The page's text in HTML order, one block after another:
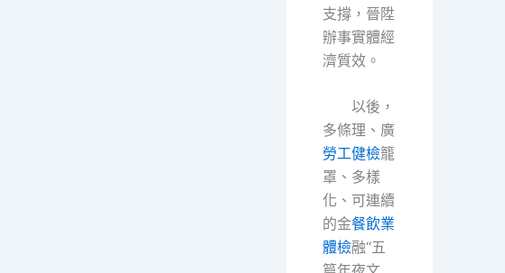
支撐，晉陞
辦事實體經
濟質效。
以後，
多條理、廣
勞工健檢籠
罩、多樣
化、可連續
的金餐飲業
體檢融“五